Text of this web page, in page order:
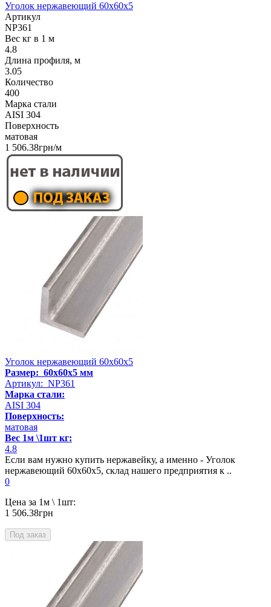
Уголок нержавеющий 60х60х5
Артикул
NP361
Вес кг в 1 м
4.8
Длина профиля, м
3.05
Количество
400
Марка стали
AISI 304
Поверхность
матовая
1 506.38грн/м
Уголок нержавеющий 60х60х5
Размер: 60х60х5 мм
Артикул: NP361
Марка стали:
AISI 304
Поверхность:
матовая
Вес 1м \1шт кг:
4.8
Если вам нужно купить нержавейку, а именно - Уголок
нержавеющий 60х60х5, склад нашего предприятия к ..
0
Цена за 1м \ 1шт:
1 506.38грн
Под заказ